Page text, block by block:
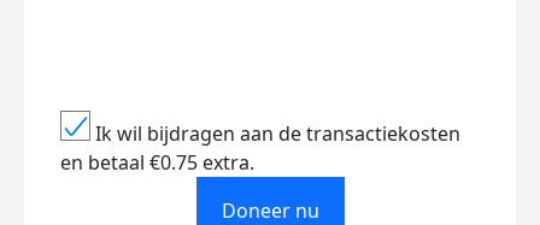
Ik wil bijdragen aan de transactiekosten
en betaal €0.75 extra.
Doneer nu